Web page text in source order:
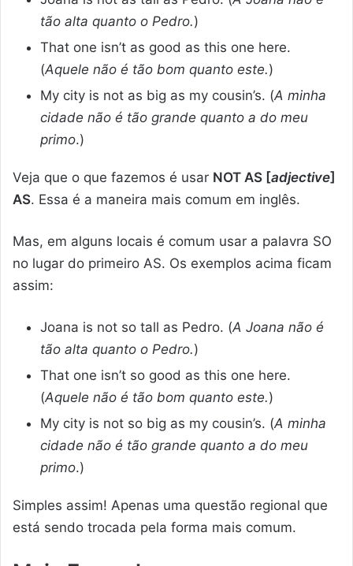
tão alta quanto o Pedro.)
That one isn’t as good as this one here.
(Aquele não é tão bom quanto este.)
My city is not as big as my cousin’s. (A minha
cidade não é tão grande quanto a do meu
primo.)
Veja que o que fazemos é usar NOT AS [adjective]
AS. Essa é a maneira mais comum em inglês.
Mas, em alguns locais é comum usar a palavra SO
no lugar do primeiro AS. Os exemplos acima ficam
assim:
Joana is not so tall as Pedro. (A Joana não é
tão alta quanto o Pedro.)
That one isn’t so good as this one here.
(Aquele não é tão bom quanto este.)
My city is not so big as my cousin’s. (A minha
cidade não é tão grande quanto a do meu
primo.)
Simples assim! Apenas uma questão regional que
está sendo trocada pela forma mais comum.